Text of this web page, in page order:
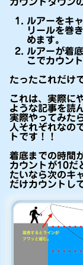
カウントダウン
ルアーをキ
リールを巻
めます。
ルアーが着
こでカウン
たったこれだけ
これは、実際に
ような記事を読
実際やってみた
人それぞれなの
トです！！
着底までの時間
カウントが10だ
たいなら次のキ
だけカウントし